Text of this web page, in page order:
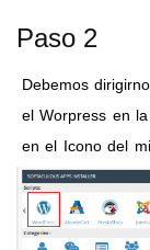
Paso 2
Debemos
el Worpress en
en el Icono del